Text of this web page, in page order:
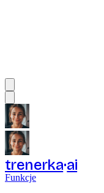
trenerka ai
Funkcje